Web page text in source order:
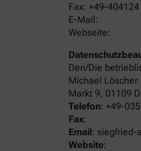
Fax: +49-
E-Mail:
Webseite:
Den/Die
Michael Löscher
Markt 9, 01109
Telefon: +49-
Fax:
Email: siegfried-
Website: